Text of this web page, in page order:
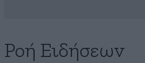
Ροή Ειδήσεων